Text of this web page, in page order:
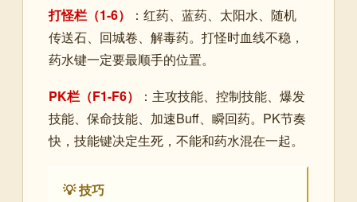
打怪栏（1-6）
：红药、蓝药、太阳水、随机
传送石、回城卷、解毒药。打怪时血线不稳，
药水键一定要最顺手的位置。
PK栏（F1-F6）
：主攻技能、控制技能、爆发
技能、保命技能、加速Buff、瞬回药。PK节奏
快，技能键决定生死，不能和药水混在一起。
💡 技巧